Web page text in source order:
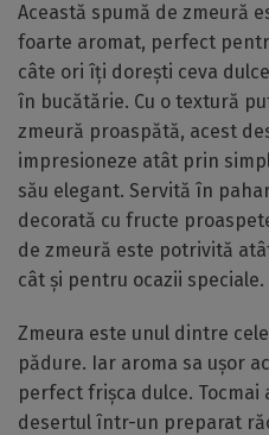
Această spumă de zmeură
foarte aromat, perfect
câte ori îți dorești ceva
în bucătărie. Cu o textură
zmeură proaspătă, acest
impresioneze atât prin
său elegant. Servită în
decorată cu fructe
de zmeură este potrivită
cât și pentru ocazii speciale.
Zmeura este unul dintre
pădure. Iar aroma sa ușor
perfect frișca dulce.
desertul într-un preparat